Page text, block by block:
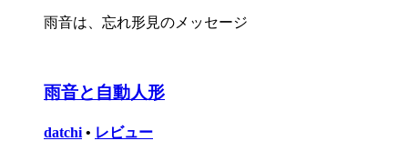
雨音は、忘れ形見のメッセージ
雨音と自動人形
datchi • レビュー